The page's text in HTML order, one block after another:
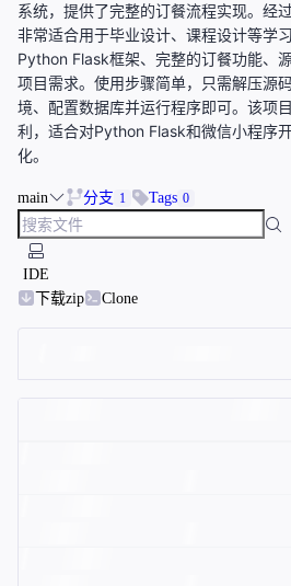
系统，提供了完整的订餐流程实现。经
非常适合用于毕业设计、课程设计等学
Python Flask框架、完整的订餐功能、
项目需求。使用步骤简单，只需解压源
境、配置数据库并运行程序即可。该项
利，适合对Python Flask和微信小程序
化。
main 分支 1 Tags 0
IDE
下载zip
Clone